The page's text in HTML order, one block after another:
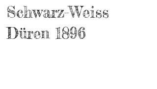
Schwarz-Weiss
Düren 1896